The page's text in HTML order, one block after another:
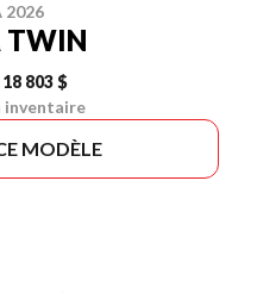
2026
TWIN
18 803 $
inventaire
MODÈLE